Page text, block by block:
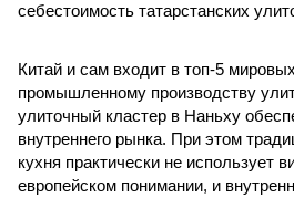
себестоимость татарстанских
Китай и сам входит в топ-5
промышленному производству
улиточный кластер в Наньху
внутреннего рынка. При этом
кухня практически не использует
европейском понимании, и